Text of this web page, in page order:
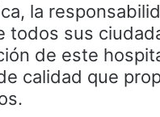
la
todos sus
de este
calidad que